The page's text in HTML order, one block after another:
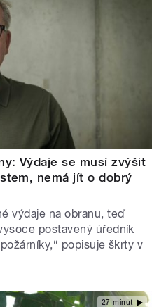
Výdaje se musí zvýšit
nemá jít o dobrý
výdaje na obranu, teď
postavený úředník
popisuje škrty v
27 minut